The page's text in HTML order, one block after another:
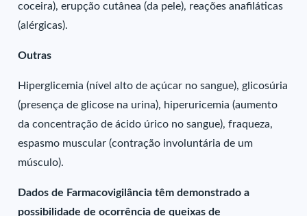
coceira), erupção cutânea (da pele), reações anafiláticas
(alérgicas).
Outras
Hiperglicemia (nível alto de açúcar no sangue), glicosúria
(presença de glicose na urina), hiperuricemia (aumento
da concentração de ácido úrico no sangue), fraqueza,
espasmo muscular (contração involuntária de um
músculo).
Dados de Farmacovigilância têm demonstrado a
possibilidade de ocorrência de queixas de